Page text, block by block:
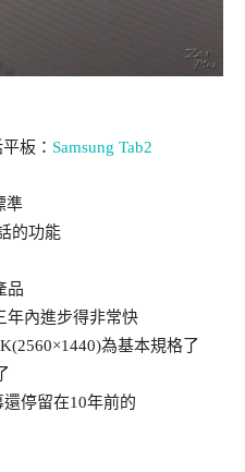
板： Samsung Tab2
準
的功能
品
年內進步得非常快
為基本規格了
停留在10年前的